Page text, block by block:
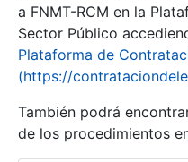
a FNMT-RCM en la
Sector Público
Plataforma de
(https://
También podrá
de los procedimientos